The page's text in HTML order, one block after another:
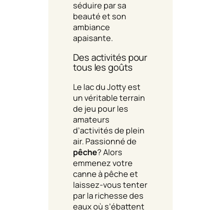
séduire par sa
beauté et son
ambiance
apaisante.
Des activités pour
tous les goûts
Le lac du Jotty est
un véritable terrain
de jeu pour les
amateurs
d’activités de plein
air. Passionné de
pêche? Alors
emmenez votre
canne à pêche et
laissez-vous tenter
par la richesse des
eaux où s’ébattent